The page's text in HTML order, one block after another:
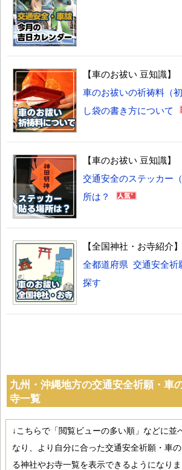
【車のお祓い 豆知識】
車のお祓いの祈祷料（
し袋の書き方について
【車のお祓い 豆知識】
交通安全のステッカー
所は？
【全国神社・お寺紹介】
全都道府県 交通安全祈
探す
九州・沖縄地方の交通安全祈願・車
寺一覧
↓こちらで「閲覧ビューの多い順」などに並
なり、より自分に合った交通安全祈願・車
る神社やお寺一覧を表示できるようになり